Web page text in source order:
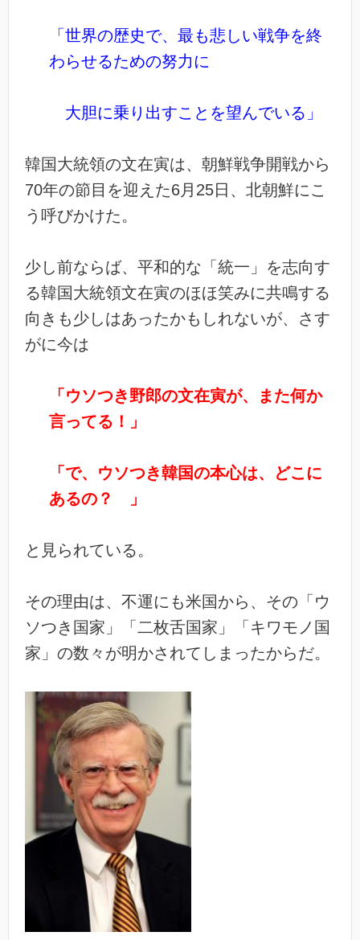
「世界の歴史で、最も悲しい戦争を終
わらせるための努力に
大胆に乗り出すことを望んでいる」
韓国大統領の文在寅は、朝鮮戦争開戦から
70年の節目を迎えた6月25日、北朝鮮にこ
う呼びかけた。
少し前ならば、平和的な「統一」を志向す
る韓国大統領文在寅のほほ笑みに共鳴する
向きも少しはあったかもしれないが、さす
がに今は
「ウソつき野郎の文在寅が、また何か
言ってる！」
「で、ウソつき韓国の本心は、どこに
あるの？ 」
と見られている。
その理由は、不運にも米国から、その「ウ
ソつき国家」「二枚舌国家」「キワモノ国
家」の数々が明かされてしまったからだ。